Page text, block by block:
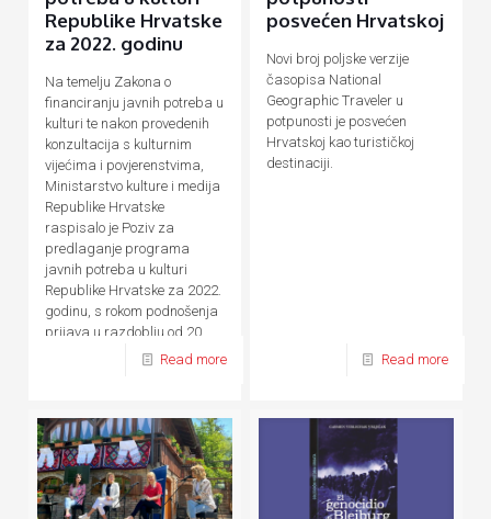
Republike Hrvatske
za 2022. godinu
Na temelju Zakona o
financiranju javnih potreba u
kulturi te nakon provedenih
konzultacija s kulturnim
vijećima i povjerenstvima,
Ministarstvo kulture i medija
Republike Hrvatske
raspisalo je Poziv za
predlaganje programa
javnih potreba u kulturi
Republike Hrvatske za 2022.
godinu, s rokom podnošenja
prijava u razdoblju od 20.
rujna do 20. listopada 2021.
Read more
posvećen Hrvatskoj
Novi broj poljske verzije
časopisa National
Geographic Traveler u
potpunosti je posvećen
Hrvatskoj kao turističkoj
destinaciji.
Read more